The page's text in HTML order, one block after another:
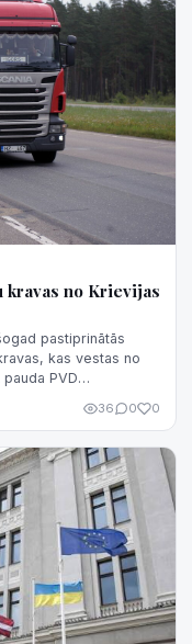
kravas no Krievijas
pastiprinātās
kas vestas no
PVD
36 0 0